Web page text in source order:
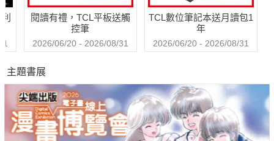
世紀後旅外潮人遷徙的目的地，包含暹羅灣上的曼谷與柬埔寨、
西婆羅洲、馬來亞南部、新加坡及越南的湄公河三角洲。如同邁
history）是一種在跨國脈絡中研究個人與機構的研究方法取向。
突顯出外國遭遇的複雜性，他們主張文化並非只是從更強大或夠
有錢的團體，轉移到更弱勢的團體，或者從「中心」到「邊
陲」；而是各方以隱微或深刻的方式相互影響。
閱讀有禮，TCL平板送觸
控筆
2026/06/20 - 2026/08/31
TCL數位筆記本送月讀包1
年
2026/06/20 - 2026/08/31
主題書展